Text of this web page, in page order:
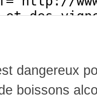
dangereux
boissons